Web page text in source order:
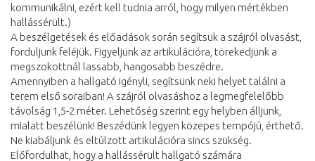
kommunikálni, ezért kell tudnia arról, hogy milyen mértékben
hallássérült.)
A beszélgetések és előadások során segítsük a szájról olvasást,
forduljunk feléjük. Figyeljünk az artikulációra, törekedjünk a
megszokottnál lassabb, hangosabb beszédre.
Amennyiben a hallgató igényli, segítsünk neki helyet találni a
terem első soraiban! A szájról olvasáshoz a legmegfelelőbb
távolság 1,5-2 méter. Lehetőség szerint egy helyben álljunk,
mialatt beszélünk! Beszédünk legyen közepes tempójú, érthető.
Ne kiabáljunk és eltúlzott artikulációra sincs szükség.
Előfordulhat, hogy a hallássérült hallgató számára